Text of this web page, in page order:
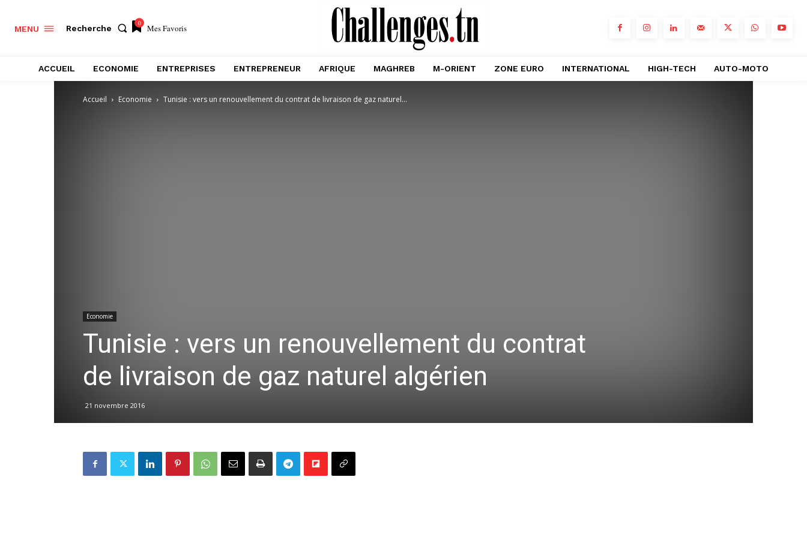
MENU Recherche
0 Mes Favoris
ACCUEIL ECONOMIE ENTREPRISES ENTREPRENEUR AFRIQUE MAGHREB M-ORIENT ZONE EURO INTERNATIONAL HIGH-TECH AUTO-MOTO
Accueil Economie Tunisie : vers un renouvellement du contrat de livraison de gaz naturel...
Economie
Tunisie : vers un renouvellement du contrat
de livraison de gaz naturel algérien
21 novembre 2016